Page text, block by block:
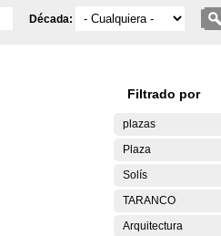
Década:
Filtrado por
plazas
Plaza
Solís
TARANCO
Arquitectura